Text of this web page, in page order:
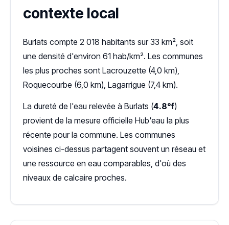
contexte local
Burlats compte 2 018 habitants sur 33 km², soit
une densité d'environ 61 hab/km². Les communes
les plus proches sont Lacrouzette (4,0 km),
Roquecourbe (6,0 km), Lagarrigue (7,4 km).
La dureté de l'eau relevée à Burlats (4.8°f)
provient de la mesure officielle Hub'eau la plus
récente pour la commune. Les communes
voisines ci-dessus partagent souvent un réseau et
une ressource en eau comparables, d'où des
niveaux de calcaire proches.